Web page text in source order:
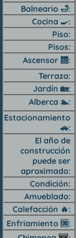
Balneario 🛁
Cocina 🍳︎
Piso
Pisos
Ascensor 🛗︎
Terraza
Jardín 🏡︎
Alberca 🏊︎
Estacionamiento
🚗︎
El año de
construcción
puede ser
aproximado
Condición
Amueblado
Calefacción 🔥︎
Enfriamiento 🆒︎